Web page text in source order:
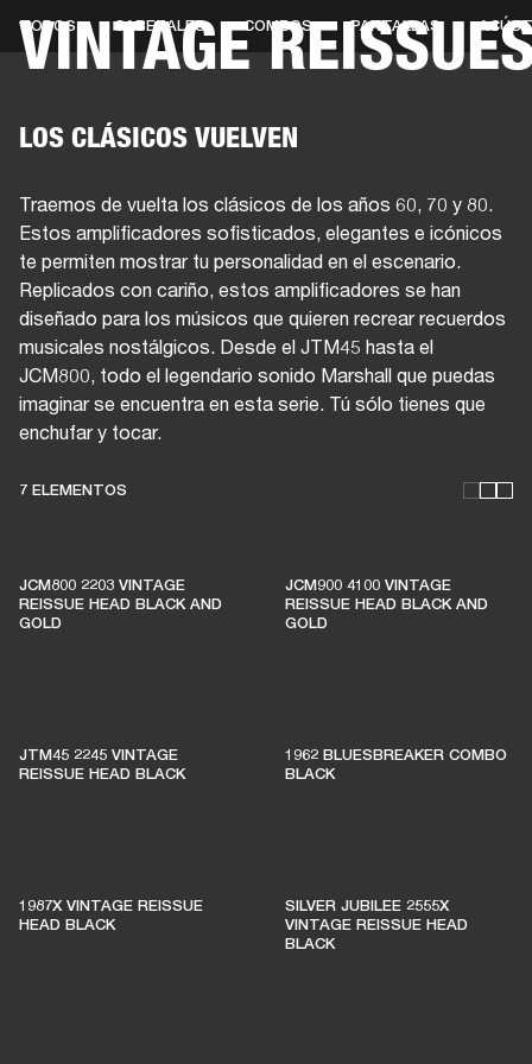
SOLUCIONES EMPRESARIALES
VINTAGE
TODOS CABEZALES COMBOS PANTALLAS
LOS CLÁSICOS VUELVEN
Traemos de vuelta los clásicos de los años 60, 70 y 80.
Estos amplificadores sofisticados, elegantes e icónicos
te permiten mostrar tu personalidad en el escenario.
Replicados con cariño, estos amplificadores se han
diseñado para los músicos que quieren recrear recuerdos
musicales nostálgicos. Desde el JTM45 hasta el
JCM800, todo el legendario sonido Marshall que puedas
imaginar se encuentra en esta serie. Tú sólo tienes que
enchufar y tocar.
7 ELEMENTOS
JCM800 2203 VINTAGE
REISSUE HEAD BLACK AND
GOLD
JCM900 4100 VINTAGE
REISSUE HEAD BLACK AND
GOLD
MANTIENEN VIVA LA
MÚSICA EN VIVO
independientes
JTM45 2245 VINTAGE
REISSUE HEAD BLACK
1962 BLUESBREAKER COMBO
BLACK
1987X VINTAGE REISSUE
HEAD BLACK
SILVER JUBILEE 2555X
VINTAGE REISSUE HEAD
BLACK